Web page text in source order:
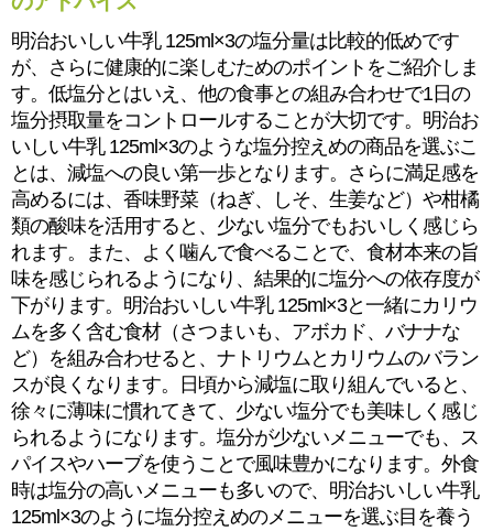
明治おいしい牛乳 125ml×3の塩分量は比較的低めです
が、さらに健康的に楽しむためのポイントをご紹介しま
す。低塩分とはいえ、他の食事との組み合わせで1日の
塩分摂取量をコントロールすることが大切です。明治お
いしい牛乳 125ml×3のような塩分控えめの商品を選ぶこ
とは、減塩への良い第一歩となります。さらに満足感を
高めるには、香味野菜（ねぎ、しそ、生姜など）や柑橘
類の酸味を活用すると、少ない塩分でもおいしく感じら
れます。また、よく噛んで食べることで、食材本来の旨
味を感じられるようになり、結果的に塩分への依存度が
下がります。明治おいしい牛乳 125ml×3と一緒にカリウ
ムを多く含む食材（さつまいも、アボカド、バナナな
ど）を組み合わせると、ナトリウムとカリウムのバラン
スが良くなります。日頃から減塩に取り組んでいると、
徐々に薄味に慣れてきて、少ない塩分でも美味しく感じ
られるようになります。塩分が少ないメニューでも、ス
パイスやハーブを使うことで風味豊かになります。外食
時は塩分の高いメニューも多いので、明治おいしい牛乳
125ml×3のように塩分控えめのメニューを選ぶ目を養う